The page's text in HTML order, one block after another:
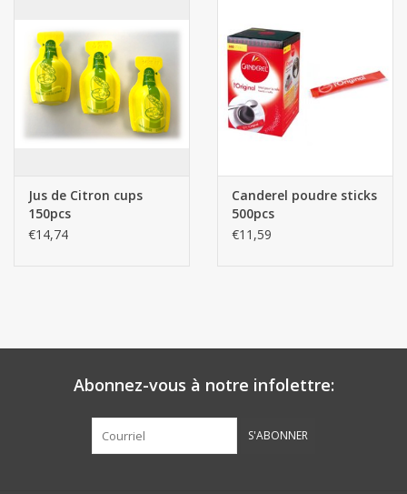
Jus de Citron cups
150pcs
€14,74
Canderel poudre sticks
500pcs
€11,59
Abonnez-vous à notre infolettre:
S'ABONNER